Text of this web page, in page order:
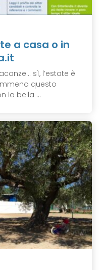
a casa o in
sì, l’estate è
questo
la bella ...